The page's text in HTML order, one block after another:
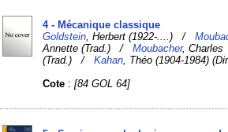
4 - Mécanique classique
Goldstein , Herbert (1922-....) /
Annette (Trad.) /Moubacher, Charles
(Trad.) /Kahan , Théo (1904-1984)
Cote :[84 GOL 64]